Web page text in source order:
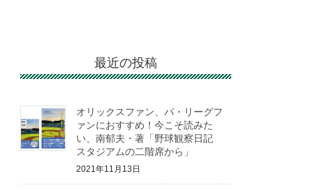
最近の投稿
オリックスファン、パ・リーグフ
ァンにおすすめ！今こそ読みた
い、南郁夫・著「野球観察日記
スタジアムの二階席から」
2021年11月13日